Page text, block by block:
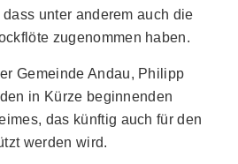
unter anderem auch die
zugenommen haben.
Gemeinde Andau, Philipp
in Kürze beginnenden
das künftig auch für den
werden wird.